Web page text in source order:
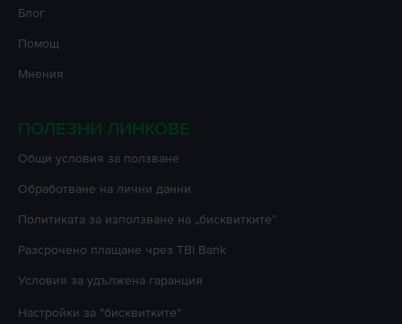
Блог
Помощ
Мнения
ПОЛЕЗНИ ЛИНКОВЕ
Oбщи условия за ползване
Oбработване на лични данни
Политиката за използване на „бисквитките”
Разсрочено плащане чрез TBI Bank
Условия за удължена гаранция
Настройки за "бисквитките"